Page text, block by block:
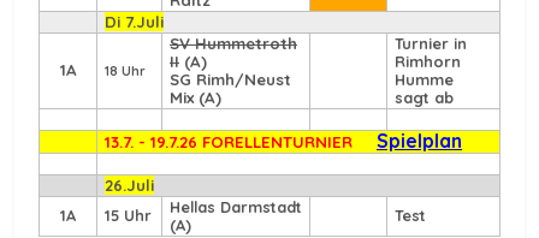
Di 7.Juli
1A 18 Uhr
SV Hummetroth
II (A)
SG Rimh/Neust
Mix (A)
Turnier in
Rimhorn
Humme
sagt ab
13.7. - 19.7.26 FORELLENTURNIER Spielplan
26.Juli
1A
15 Uhr
Hellas Darmstadt
(A)
Test